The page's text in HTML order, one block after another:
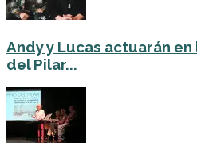
Andy y Lucas actuarán
del Pilar...